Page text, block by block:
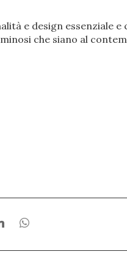
e design essenziale e
che siano al